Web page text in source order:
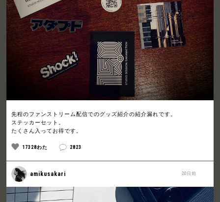
先程のファンストリーム配信でのグッズ紹介の紹介漏れです。
ステッカーセット。
たくさん入ってお得です。
17328わた 2823
20日前
amikusakari